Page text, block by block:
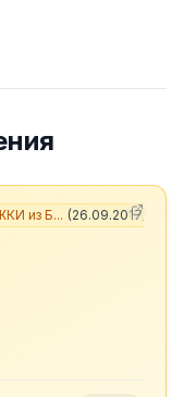
из Б... (26.09.2017